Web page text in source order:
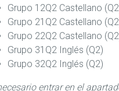
Grupo 12Q2 Castellano
Grupo 21Q2 Castellano
Grupo 22Q2 Castellano
Grupo 31Q2 Inglés (Q2)
Grupo 32Q2 Inglés (Q2)
entrar en el